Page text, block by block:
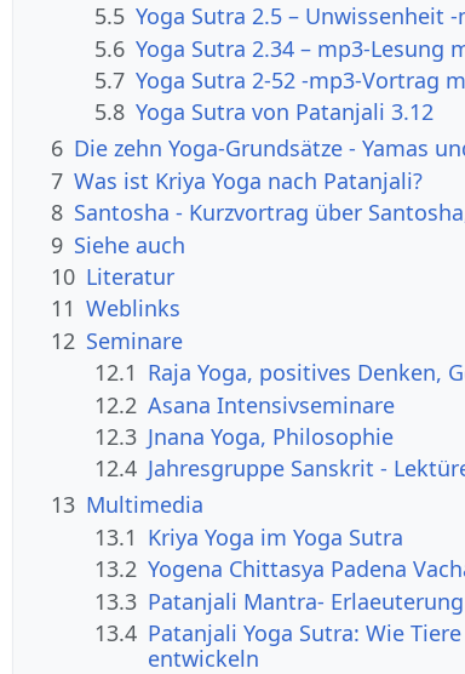
5.5 Yoga Sutra 2.5 – Unwissenheit
5.6 Yoga Sutra 2.34 – mp3-Lesung
5.7 Yoga Sutra 2-52 -mp3-Vortrag
5.8 Yoga Sutra von Patanjali 3.12
6 Die zehn Yoga-Grundsätze - Yamas
7 Was ist Kriya Yoga nach Patanjali?
8 Santosha - Kurzvortrag über
9 Siehe auch
10 Literatur
11 Weblinks
12 Seminare
12.1 Raja Yoga, positives Denken,
12.2 Asana Intensivseminare
12.3 Jnana Yoga, Philosophie
12.4 Jahresgruppe Sanskrit -
13 Multimedia
13.1 Kriya Yoga im Yoga Sutra
13.2 Yogena Chittasya Padena
13.3 Patanjali Mantra-
13.4 Patanjali Yoga Sutra: Wie
entwickeln